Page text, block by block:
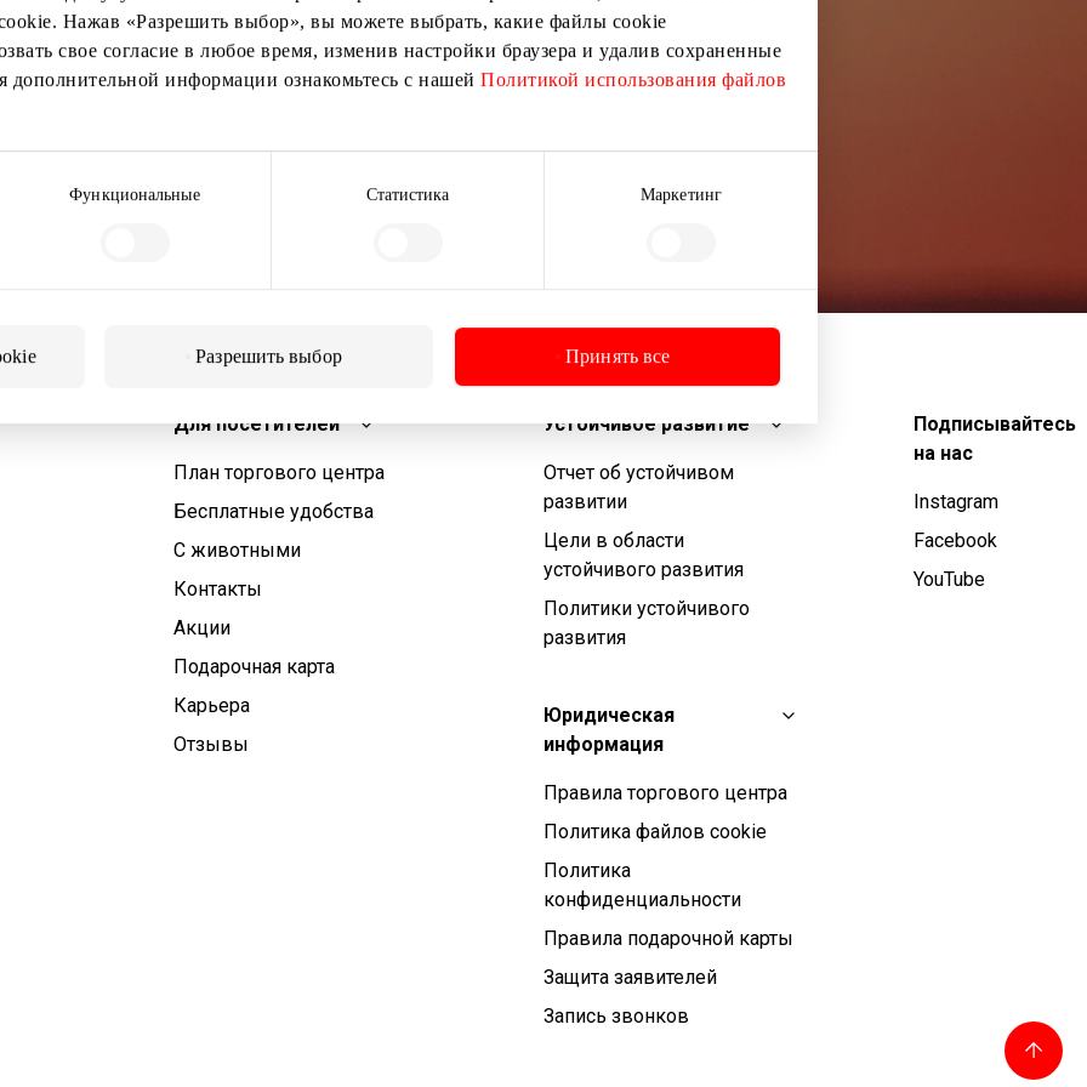
Нажав «Разрешить выбор», вы можете выбрать, какие файлы cookie
свое согласие в любое время, изменив настройки браузера и удалив сохраненные
дополнительной информации ознакомьтесь с нашейПолитикой использования файлов
Функциональные Статистика Маркетинг
Разрешить выбор Принять все
Подписаться
вам исполнилось 13 лет.
Для посетителей
План торгового центра
Бесплатные удобства
С животными
Контакты
Aкции
Подарочная карта
Карьера
Отзывы
Устойчивое развитие
Отчет об устойчивом
развитии
Цели в области
устойчивого развития
Политики устойчивого
развития
Юридическая
информация
Правила торгового центра
Политика файлов cookie
Политика
конфиденциальности
Правила подарочной карты
Защита заявителей
Запись звонков
Подписывайтесь
на нас
Instagram
Facebook
YouTube